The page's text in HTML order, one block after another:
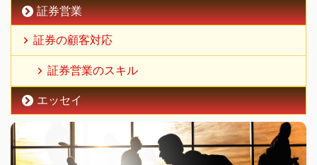
証券営業
証券の顧客対応
証券営業のスキル
エッセイ